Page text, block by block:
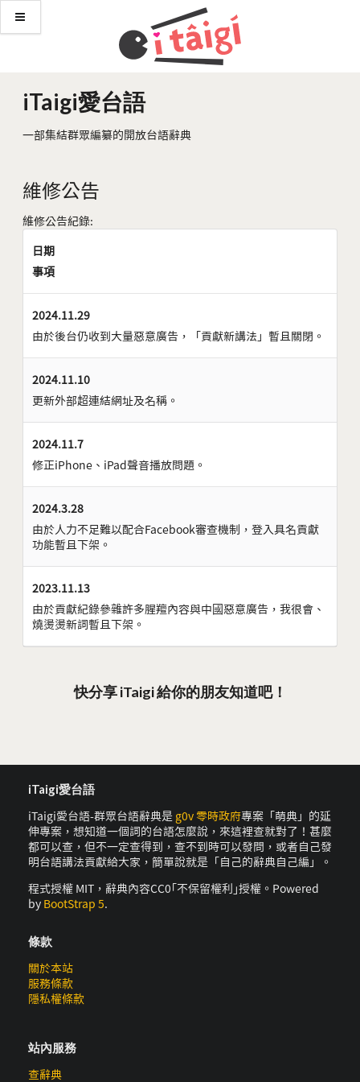
iTaigi愛台語
一部集結群眾編纂的開放台語辭典
維修公告
維修公告紀錄:
日期
事項
2024.11.29
由於後台仍收到大量惡意廣告，「貢獻新講法」暫且關閉。
2024.11.10
更新外部超連結網址及名稱。
2024.11.7
修正iPhone、iPad聲音播放問題。
2024.3.28
由於人力不足難以配合Facebook審查機制，登入具名貢獻
功能暫且下架。
2023.11.13
由於貢獻紀錄參雜許多腥羶內容與中國惡意廣告，我很會、
燒燙燙新詞暫且下架。
快分享 iTaigi 給你的朋友知道吧！
iTaigi愛台語
iTaigi愛台語-群眾台語辭典是 g0v 零時政府專案「萌典」的延
伸專案，想知道一個詞的台語怎麼說，來這裡查就對了！甚麼
都可以查，但不一定查得到，查不到時可以發問，或者自己發
明台語講法貢獻給大家，簡單說就是「自己的辭典自己編」。
程式授權 MIT，辭典內容CC0｢不保留權利｣授權。Powered
by BootStrap 5.
條款
關於本站
服務條款
隱私權條款
站內服務
查辭典